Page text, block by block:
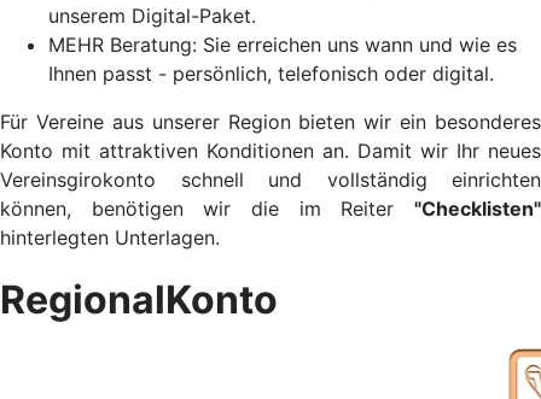
unserem Digital-Paket.
MEHR Beratung: Sie erreichen uns wann und wie es
Ihnen passt - persönlich, telefonisch oder digital.
Für Vereine aus unserer Region bieten wir ein besonderes
Konto mit attraktiven Konditionen an. Damit wir Ihr neues
Vereinsgirokonto schnell und vollständig einrichten
können, benötigen wir die im Reiter "Checklisten"
hinterlegten Unterlagen.
RegionalKonto